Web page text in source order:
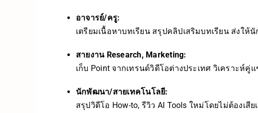
อาจารย์/ครู:
เตรียมเนื้อหาบทเรียน สรุปคลิปเสริมบทเรียน ส่งให้นั
สายงาน Research, Marketing:
เก็บ Point จากเทรนด์วิดีโอต่างประเทศ วิเคราะห์คู่
นักพัฒนา/สายเทคโนโลยี:
สรุปวิดีโอ How-to, รีวิว AI Tools ใหม่โดยไม่ต้องเสีย